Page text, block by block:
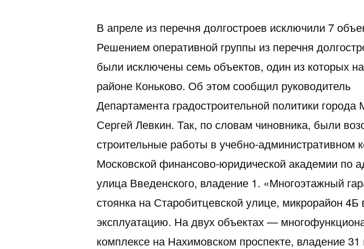
В апреле из перечня долгостроев исключили 7
Решением оперативной группы из перечня
были исключены семь объектов, один из которых
районе Коньково. Об этом сообщил руководитель
Департамента градостроительной политики города
Сергей Левкин. Так, по словам чиновника, были
строительные работы в учебно-административном
Московской финансово-юридической академии по
улица Введенского, владение 1. «Многоэтажный
стоянка на Старобитцевской улице, микрорайон 4Б
эксплуатацию. На двух объектах —
комплексе на Нахимовском проспекте, владение 31